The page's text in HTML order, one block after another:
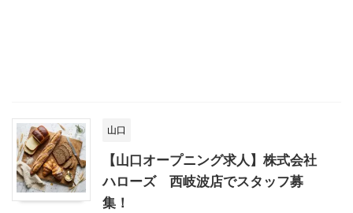
山口
【山口オープニング求人】株式会社
ハローズ 西岐波店でスタッフ募
集！